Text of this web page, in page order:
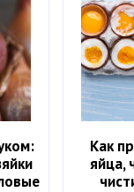
Как
яйца,